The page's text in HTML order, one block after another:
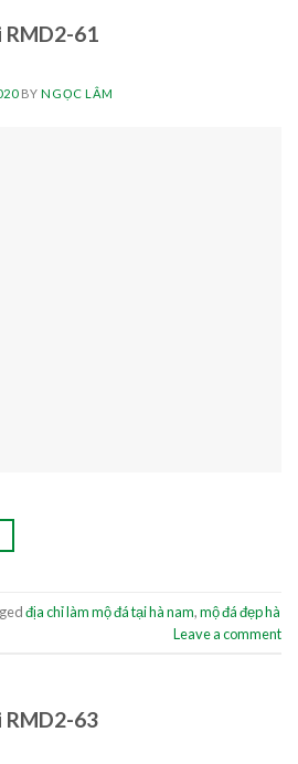
RMD2-61
BYNGỌC LÂM
địa chỉ làm mộ đá tại hà nam,mộ đá đẹp hà
Leave a comment
RMD2-63